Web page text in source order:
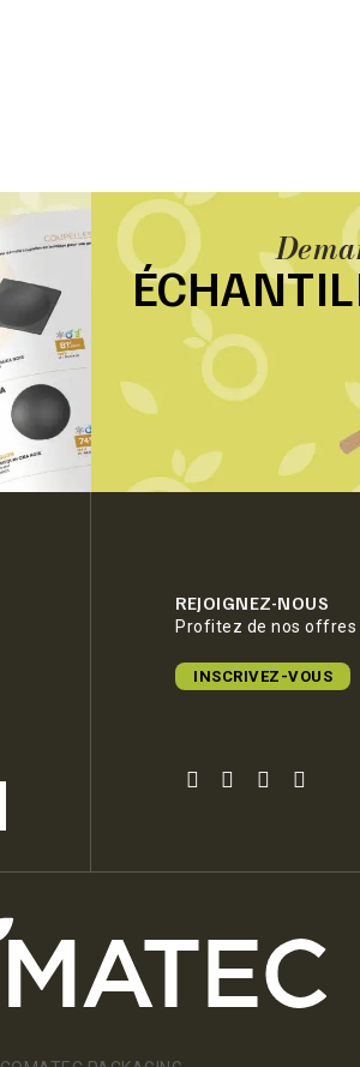
REJOIGNEZ-NOUS
Profitez de nos offres
INSCRIVEZ-VOUS